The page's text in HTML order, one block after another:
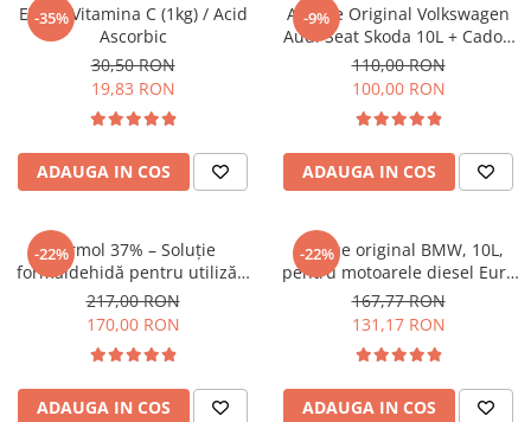
-35%
EWOS Vitamina C (1kg) / Acid
Ascorbic
30,50 RON
19,83 RON
ADAUGA IN COS
-9%
AdBlue Original Volkswagen
Audi Seat Skoda 10L + Cadou
Aditiv Adblue anticristalizant
pentru 10L AdBlue Guard
110,00 RON
100,00 RON
ADAUGA IN COS
-22%Formol 37% – Soluție
formaldehidă pentru utilizări
profesionale (agricultură &
industrie), 20L - Uz
Profesional
217,00 RON
170,00 RON
ADAUGA IN COS
-22%
AdBlue original BMW, 10L,
pentru motoarele diesel Euro
6 + Cadou Aditiv Adblue
anticristalizant pentru 10L
AdBlue Guard
167,77 RON
131,17 RON
ADAUGA IN COS